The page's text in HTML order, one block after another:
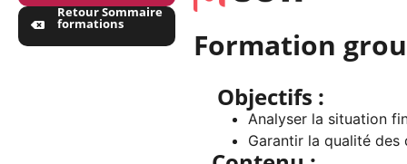
Retour Sommaire
formations
Formation
Objectifs :
Analyser la situation
Garantir la qualité des